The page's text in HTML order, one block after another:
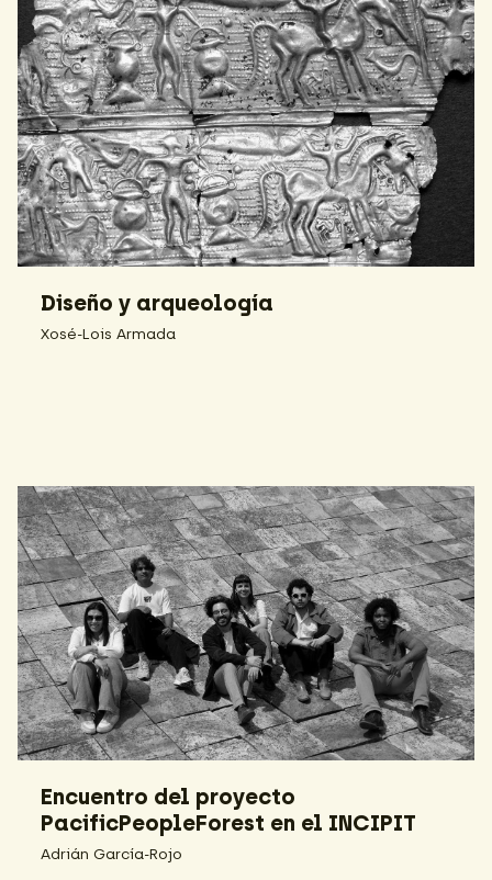
Diseño y arqueología
Xosé-Lois Armada
Encuentro del proyecto
PacificPeopleForest en el INCIPIT
Adrián García-Rojo